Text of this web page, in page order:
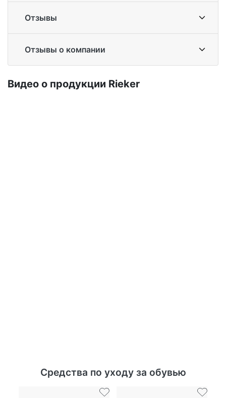
Отзывы
Отзывы о компании
Ви­део о про­дук­ции Ri­eker
Средства по уходу за обувью